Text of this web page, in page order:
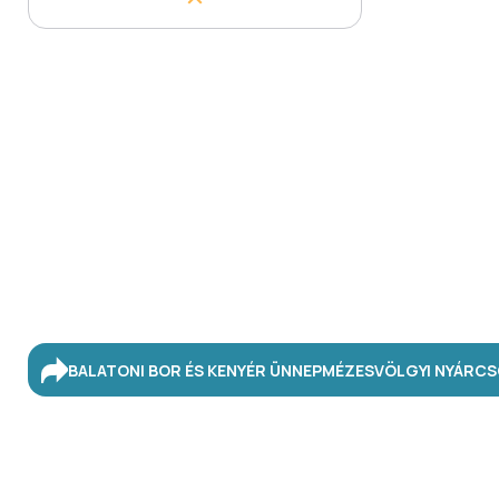
BALATONI BOR ÉS KENYÉR ÜNNEPMÉZESVÖLGYI NYÁR